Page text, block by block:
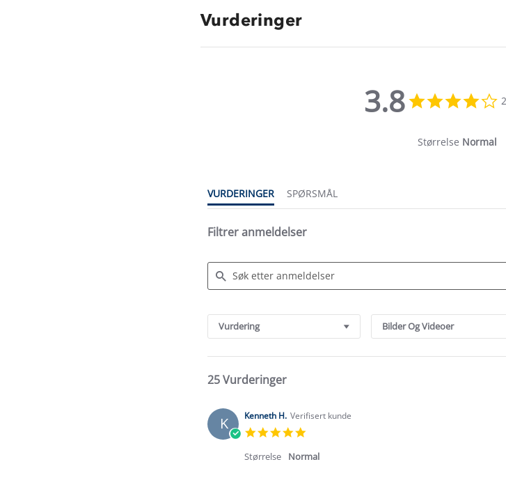
Vurderinger
3.8
Størrelse Normal
VURDERINGER
SPØRSMÅL
Filtrer anmeldelser
Reviews
Vurdering Bilder Og Videoer
25 Vurderinger
K Kenneth H. Verifisert kunde
rating
Størrelse Normal